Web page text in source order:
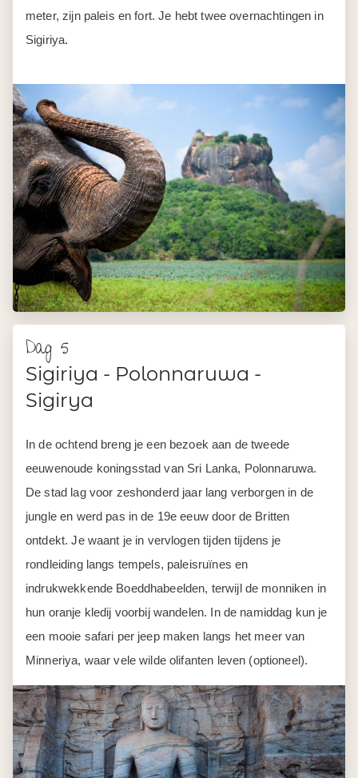
meter, zijn paleis en fort. Je hebt twee overnachtingen in
Sigiriya.
Dag 5
Sigiriya - Polonnaruwa -
Sigirya
In de ochtend breng je een bezoek aan de tweede
eeuwenoude koningsstad van Sri Lanka, Polonnaruwa.
De stad lag voor zeshonderd jaar lang verborgen in de
jungle en werd pas in de 19e eeuw door de Britten
ontdekt. Je waant je in vervlogen tijden tijdens je
rondleiding langs tempels, paleisruïnes en
indrukwekkende Boeddhabeelden, terwijl de monniken in
hun oranje kledij voorbij wandelen. In de namiddag kun je
een mooie safari per jeep maken langs het meer van
Minneriya, waar vele wilde olifanten leven (optioneel).